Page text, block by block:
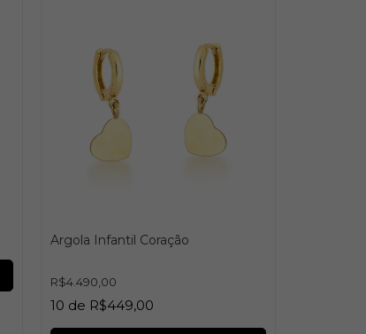
Argola Infantil Coração
R$4.490,00
10 de R$449,00